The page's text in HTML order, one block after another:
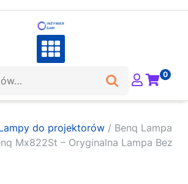
0
do projektorów / Benq Lampa
Mx822St – Oryginalna Lampa Bez